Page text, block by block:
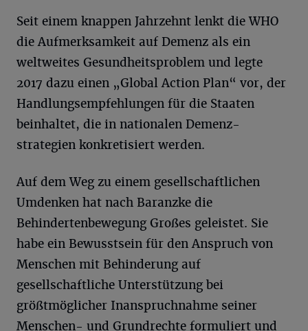
Seit einem knappen Jahrzehnt lenkt die WHO
die Aufmerksamkeit auf Demenz als ein
weltweites Gesundheitsproblem und legte
2017 dazu einen „Global Action Plan“ vor, der
Handlungsempfehlungen für die Staaten
beinhaltet, die in nationalen Demenz-
strategien konkretisiert werden.
Auf dem Weg zu einem gesellschaftlichen
Umdenken hat nach Baranzke die
Behindertenbewegung Großes geleistet. Sie
habe ein Bewusstsein für den Anspruch von
Menschen mit Behinderung auf
gesellschaftliche Unterstützung bei
größtmöglicher Inanspruchnahme seiner
Menschen- und Grundrechte formuliert und